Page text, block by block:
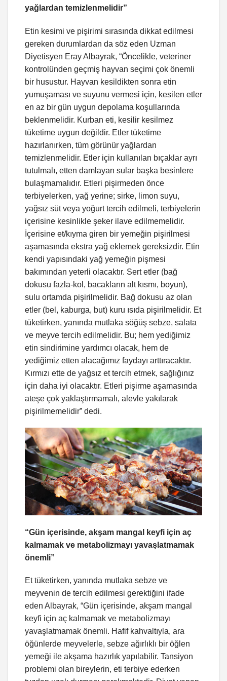
yağlardan temizlenmelidir”
Etin kesimi ve pişirimi sırasında dikkat edilmesi
gereken durumlardan da söz eden Uzman
Diyetisyen Eray Albayrak, “Öncelikle, veteriner
kontrolünden geçmiş hayvan seçimi çok önemli
bir husustur. Hayvan kesildikten sonra etin
yumuşaması ve suyunu vermesi için, kesilen etler
en az bir gün uygun depolama koşullarında
beklenmelidir. Kurban eti, kesilir kesilmez
tüketime uygun değildir. Etler tüketime
hazırlanırken, tüm görünür yağlardan
temizlenmelidir. Etler için kullanılan bıçaklar ayrı
tutulmalı, etten damlayan sular başka besinlere
bulaşmamalıdır. Etleri pişirmeden önce
terbiyelerken, yağ yerine; sirke, limon suyu,
yağsız süt veya yoğurt tercih edilmeli, terbiyelerin
içerisine kesinlikle şeker ilave edilmemelidir.
İçerisine et/kıyma giren bir yemeğin pişirilmesi
aşamasında ekstra yağ eklemek gereksizdir. Etin
kendi yapısındaki yağ yemeğin pişmesi
bakımından yeterli olacaktır. Sert etler (bağ
dokusu fazla-kol, bacakların alt kısmı, boyun),
sulu ortamda pişirilmelidir. Bağ dokusu az olan
etler (bel, kaburga, but) kuru ısıda pişirilmelidir. Et
tüketirken, yanında mutlaka söğüş sebze, salata
ve meyve tercih edilmelidir. Bu; hem yediğimiz
etin sindirimine yardımcı olacak, hem de
yediğimiz etten alacağımız faydayı arttıracaktır.
Kırmızı ette de yağsız et tercih etmek, sağlığınız
için daha iyi olacaktır. Etleri pişirme aşamasında
ateşe çok yaklaştırmamalı, alevle yakılarak
pişirilmemelidir” dedi.
“Gün içerisinde, akşam mangal keyfi için aç
kalmamak ve metabolizmayı yavaşlatmamak
önemli”
Et tüketirken, yanında mutlaka sebze ve
meyvenin de tercih edilmesi gerektiğini ifade
eden Albayrak, “Gün içerisinde, akşam mangal
keyfi için aç kalmamak ve metabolizmayı
yavaşlatmamak önemli. Hafif kahvaltıyla, ara
öğünlerde meyvelerle, sebze ağırlıklı bir öğlen
yemeği ile akşama hazırlık yapılabilir. Tansiyon
problemi olan bireylerin, eti terbiye ederken